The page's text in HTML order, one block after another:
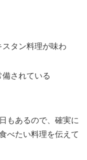
タン料理が味わ
されている
もあるので、確実に
べたい料理を伝えて